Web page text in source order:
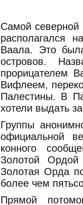
Самой
располагался
Ваала. Это
островов.
прорицателем
Вифлеем,
Палестины. В
хотели выдать
Группы
официальной
конного
Золотой Ордой
Золотая Орда
более чем
Прямой